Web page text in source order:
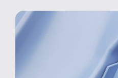
亮面/霧面犀牛皮 –